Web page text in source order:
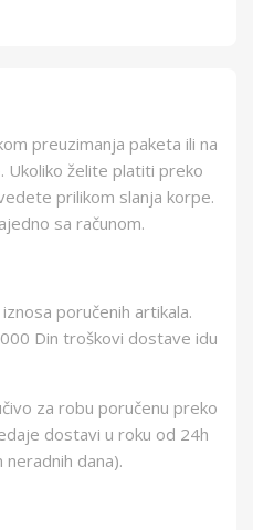
Shanghai Jilong Sport
and Leisure Products
Co., Lt
Srbija
6920388608473
preuzimanja paketa ili na
Ukoliko želite platiti preko
prilikom slanja korpe.
sa računom.
poručenih artikala.
Din troškovi dostave idu
za robu poručenu preko
dostavi u roku od 24h
dana).